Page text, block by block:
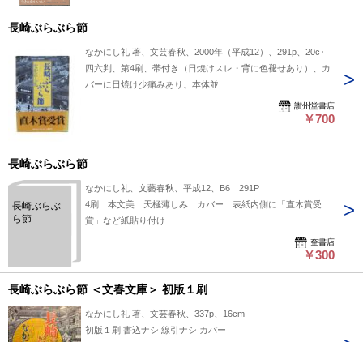
長崎ぶらぶら節
なかにし礼 著、文芸春秋、2000年（平成12）、291p、20cm
四六判、第4刷、帯付き（日焼けスレ・背に色褪せあり）、カ
バーに日焼け少痛みあり、本体並
讃州堂書店
￥700
長崎ぶらぶら節
長崎ぶらぶ
ら節
なかにし礼、文藝春秋、平成12、B6 291P
4刷 本文美 天極薄しみ カバー 表紙内側に「直木賞受
賞」など紙貼り付け
奎書店
￥300
長崎ぶらぶら節 ＜文春文庫＞ 初版１刷
なかにし礼 著、文芸春秋、337p、16cm
初版１刷 書込ナシ 線引ナシ カバー